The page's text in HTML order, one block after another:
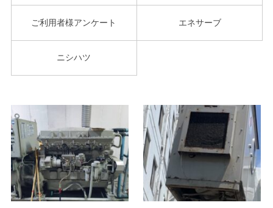
ご利用者様アンケート エネサーブ
ニシハツ